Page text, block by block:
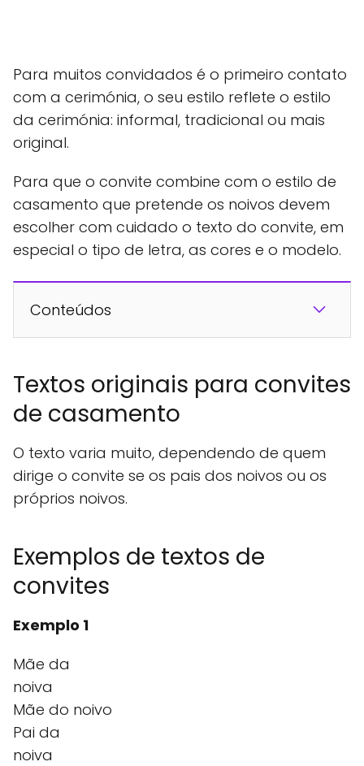
Para muitos convidados é o primeiro contato
com a cerimónia, o seu estilo reflete o estilo
da cerimónia: informal, tradicional ou mais
original.
Para que o convite combine com o estilo de
casamento que pretende os noivos devem
escolher com cuidado o texto do convite, em
especial o tipo de letra, as cores e o modelo.
Conteúdos
Textos originais para convites
de casamento
O texto varia muito, dependendo de quem
dirige o convite se os pais dos noivos ou os
próprios noivos.
Exemplos de textos de
convites
Exemplo 1
Mãe da
noiva
Mãe do noivo
Pai da
noiva